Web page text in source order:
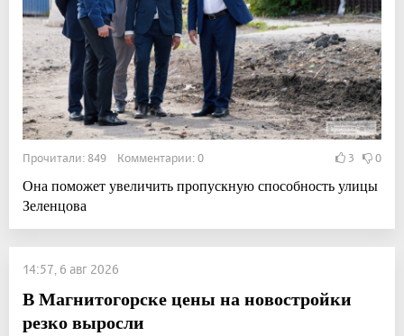
Прочитали: 849 Комментарии: 0 3 0
Она поможет увеличить пропускную способность улицы
Зеленцова
14:57, 6 авг 2026
В Магнитогорске цены на новостройки
резко выросли